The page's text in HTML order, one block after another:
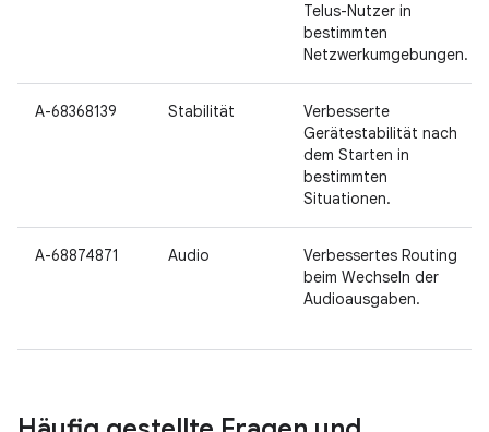
Telus-Nutzer in
bestimmten
Netzwerkumgebungen.
A-68368139 Stabilität
Verbesserte
Gerätestabilität nach
dem Starten in
bestimmten
Situationen.
A-68874871 Audio
Verbessertes Routing
beim Wechseln der
Audioausgaben.